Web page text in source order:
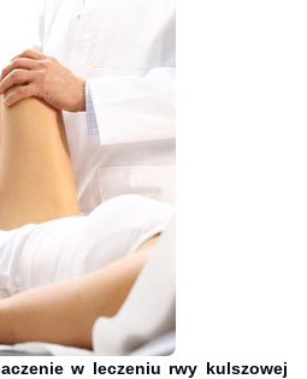
w leczeniu rwy kulszowej